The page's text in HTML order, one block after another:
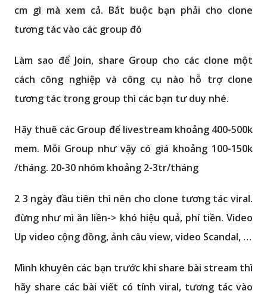
cm gì mà xem cả. Bắt buộc bạn phải cho clone
tương tác vào các group đó
Làm sao để Join, share Group cho các clone một
cách công nghiệp và công cụ nào hỗ trợ clone
tương tác trong group thì các bạn tư duy nhé.
Hãy thuê các Group để livestream khoảng 400-500k
mem. Mỗi Group như vậy có giá khoảng 100-150k
/tháng. 20-30 nhóm khoảng 2-3tr/tháng
2 3 ngày đầu tiên thì nên cho clone tương tác viral.
đừng như mì ăn liền-> khó hiệu quả, phí tiền. Video
Up video cộng đồng, ảnh câu view, video Scandal, …
Mình khuyên các bạn trước khi share bài stream thì
hãy share các bài viết có tính viral, tương tác vào